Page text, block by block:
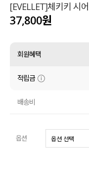
티셔츠
셔츠
원피스
니트
[EVELLET]체키키 시
37,800원
회원혜택
적립금
배송비
옵션